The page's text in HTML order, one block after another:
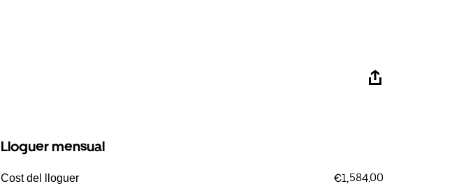
Lloguer mensual
Cost del lloguer €1,584.00